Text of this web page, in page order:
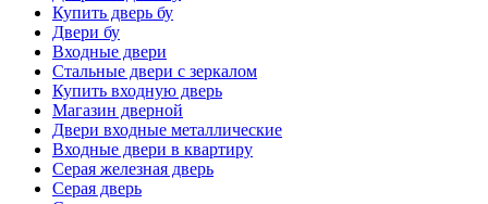
Купить дверь бу
Двери бу
Входные двери
Стальные двери с зеркалом
Купить входную дверь
Магазин дверной
Двери входные металлические
Входные двери в квартиру
Серая железная дверь
Серая дверь